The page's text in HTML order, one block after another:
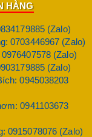
lại hơi ẩm, hóa
bật với độ cứng cao,
bóng, đẹp mắt.
HÀNG
(Zalo)
0703446967 (Zalo)
(Zalo)
(Zalo)
0945038203
0941103673
0915078076 (Zalo)